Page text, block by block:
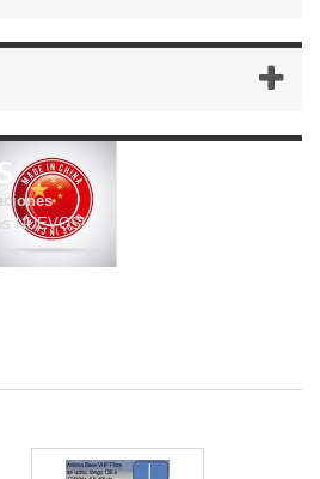
NUEVOS!